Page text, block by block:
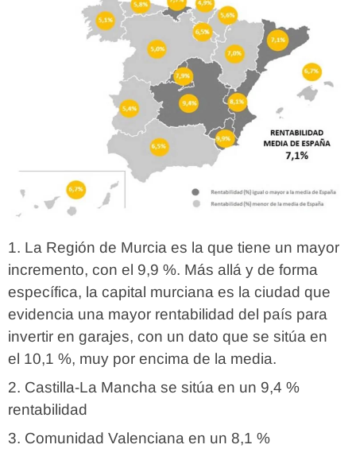
La Región de Murcia es la que tiene un mayor
incremento, con el 9,9 %. Más allá y de forma
específica, la capital murciana es la ciudad que
evidencia una mayor rentabilidad del país para
invertir en garajes, con un dato que se sitúa en
el 10,1 %, muy por encima de la media.
Castilla-La Mancha se sitúa en un 9,4 %
rentabilidad
Comunidad Valenciana en un 8,1 %